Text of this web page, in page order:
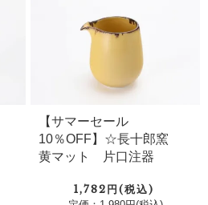
【サマーセール
10％OFF】☆長十郎窯
黄マット 片口注器
1,782円(税込)